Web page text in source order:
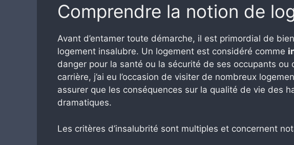
Comprendre la notion de
Avant d’entamer toute démarche, il est primordial de
logement insalubre. Un logement est considéré comme
danger pour la santé ou la sécurité de ses occupants ou
carrière, j’ai eu l’occasion de visiter de nombreux
assurer que les conséquences sur la qualité de vie des
dramatiques.
Les critères d’insalubrité sont multiples et concernent